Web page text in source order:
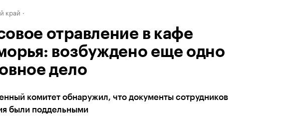
край
отравление в кафе
возбуждено еще одно
дело
комитет обнаружил, что документы сотрудников
были поддельными